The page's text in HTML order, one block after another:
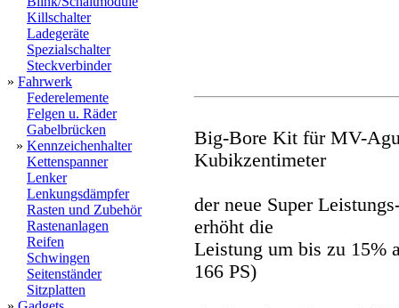
Killschalter
Ladegeräte
Spezialschalter
Steckverbinder
» Fahrwerk
Federelemente
Felgen u. Räder
Gabelbrücken
» Kennzeichenhalter
Kettenspanner
Lenker
Lenkungsdämpfer
Rasten und Zubehör
Rastenanlagen
Reifen
Schwingen
Seitenständer
Sitzplatten
Big-Bore Kit für MV-
Kubikzentimeter
der neue Super
erhöht die
Leistung um bis zu 15%
166 PS)